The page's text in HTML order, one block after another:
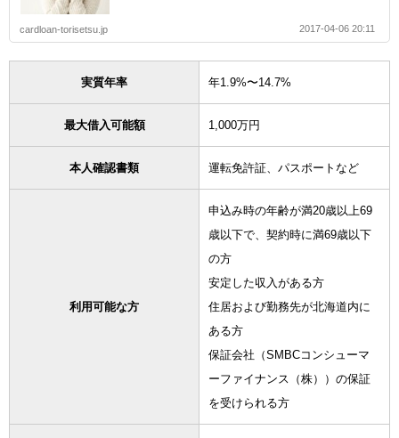
cardloan-torisetsu.jp 2017-04-06 20:11
実質年率 年1.9%〜14.7%
最大借入可能額 1,000万円
本人確認書類 運転免許証、パスポートなど
利用可能な方
申込み時の年齢が満20歳以上69
歳以下で、契約時に満69歳以下
の方
安定した収入がある方
住居および勤務先が北海道内に
ある方
保証会社（SMBCコンシューマ
ーファイナンス（株））の保証
を受けられる方